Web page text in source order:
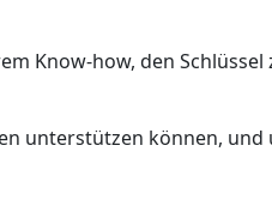
Know-how, den Schlüssel
unterstützen können,